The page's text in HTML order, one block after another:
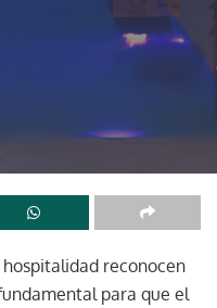
reconocen
para que el